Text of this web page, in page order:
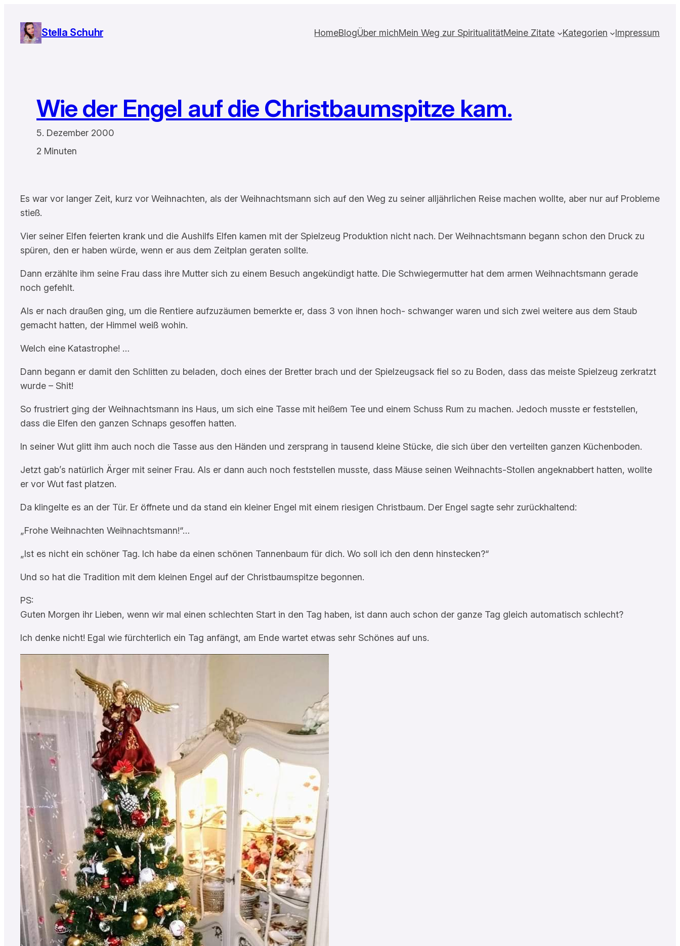
Inhalt
springen
Stella Schuhr HomeBlogÜber michMein Weg zur SpiritualitätMeine Zitate Kategorien Impressum
Wie der Engel auf die Christbaumspitze kam.
5. Dezember 2000
2 Minuten
Es war vor langer Zeit, kurz vor Weihnachten, als der Weihnachtsmann sich auf den Weg zu seiner alljährlichen Reise machen wollte, aber nur auf Probleme
stieß.
Vier seiner Elfen feierten krank und die Aushilfs Elfen kamen mit der Spielzeug Produktion nicht nach. Der Weihnachtsmann begann schon den Druck zu
spüren, den er haben würde, wenn er aus dem Zeitplan geraten sollte.
Dann erzählte ihm seine Frau dass ihre Mutter sich zu einem Besuch angekündigt hatte. Die Schwiegermutter hat dem armen Weihnachtsmann gerade
noch gefehlt.
Als er nach draußen ging, um die Rentiere aufzuzäumen bemerkte er, dass 3 von ihnen hoch- schwanger waren und sich zwei weitere aus dem Staub
gemacht hatten, der Himmel weiß wohin.
Welch eine Katastrophe! …
Dann begann er damit den Schlitten zu beladen, doch eines der Bretter brach und der Spielzeugsack fiel so zu Boden, dass das meiste Spielzeug zerkratzt
wurde – Shit!
So frustriert ging der Weihnachtsmann ins Haus, um sich eine Tasse mit heißem Tee und einem Schuss Rum zu machen. Jedoch musste er feststellen,
dass die Elfen den ganzen Schnaps gesoffen hatten.
In seiner Wut glitt ihm auch noch die Tasse aus den Händen und zersprang in tausend kleine Stücke, die sich über den verteilten ganzen Küchenboden.
Jetzt gab’s natürlich Ärger mit seiner Frau. Als er dann auch noch feststellen musste, dass Mäuse seinen Weihnachts-Stollen angeknabbert hatten, wollte
er vor Wut fast platzen.
Da klingelte es an der Tür. Er öffnete und da stand ein kleiner Engel mit einem riesigen Christbaum. Der Engel sagte sehr zurückhaltend:
„Frohe Weihnachten Weihnachtsmann!“…
„Ist es nicht ein schöner Tag. Ich habe da einen schönen Tannenbaum für dich. Wo soll ich den denn hinstecken?“
Und so hat die Tradition mit dem kleinen Engel auf der Christbaumspitze begonnen.
PS:
Guten Morgen ihr Lieben, wenn wir mal einen schlechten Start in den Tag haben, ist dann auch schon der ganze Tag gleich automatisch schlecht?
Ich denke nicht! Egal wie fürchterlich ein Tag anfängt, am Ende wartet etwas sehr Schönes auf uns.